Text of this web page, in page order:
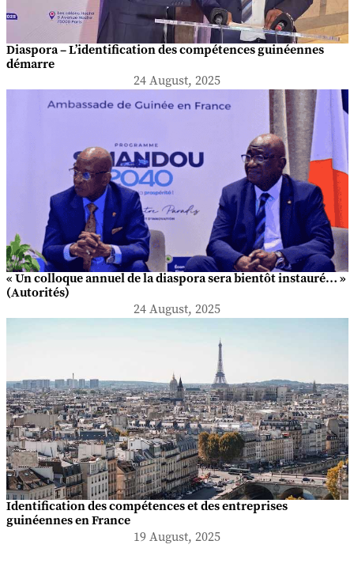
Diaspora – L’identification des compétences guinéennes
démarre
24 August, 2025
« Un colloque annuel de la diaspora sera bientôt instauré… »
(Autorités)
24 August, 2025
Identification des compétences et des entreprises
guinéennes en France
19 August, 2025